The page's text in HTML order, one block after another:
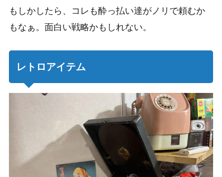
もしかしたら、コレも酔っ払い達がノリで頼むか
もなぁ。面白い戦略かもしれない。
レトロアイテム